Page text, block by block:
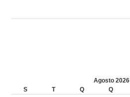
Agosto 2026
S
T Q Q